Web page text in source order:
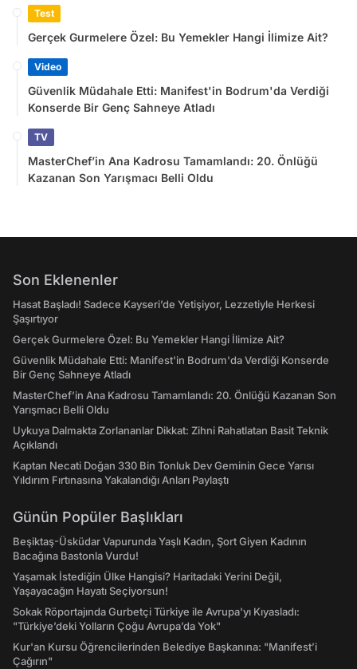
Test
Gerçek Gurmelere Özel: Bu Yemekler Hangi İlimize Ait?
Video
Güvenlik Müdahale Etti: Manifest'in Bodrum'da Verdiği
Konserde Bir Genç Sahneye Atladı
TV
MasterChef’in Ana Kadrosu Tamamlandı: 20. Önlüğü
Kazanan Son Yarışmacı Belli Oldu
Son Eklenenler
Hasat Başladı! Sadece Kayseri’de Yetişiyor, Lezzetiyle Herkesi
Şaşırtıyor
Gerçek Gurmelere Özel: Bu Yemekler Hangi İlimize Ait?
Güvenlik Müdahale Etti: Manifest'in Bodrum'da Verdiği Konserde
Bir Genç Sahneye Atladı
MasterChef’in Ana Kadrosu Tamamlandı: 20. Önlüğü Kazanan Son
Yarışmacı Belli Oldu
Uykuya Dalmakta Zorlananlar Dikkat: Zihni Rahatlatan Basit Teknik
Açıklandı
Kaptan Necati Doğan 330 Bin Tonluk Dev Geminin Gece Yarısı
Yıldırım Fırtınasına Yakalandığı Anları Paylaştı
Günün Popüler Başlıkları
Beşiktaş-Üsküdar Vapurunda Yaşlı Kadın, Şort Giyen Kadının
Bacağına Bastonla Vurdu!
Yaşamak İstediğin Ülke Hangisi? Haritadaki Yerini Değil,
Yaşayacağın Hayatı Seçiyorsun!
Sokak Röportajında Gurbetçi Türkiye ile Avrupa'yı Kıyasladı:
"Türkiye’deki Yolların Çoğu Avrupa’da Yok"
Kur'an Kursu Öğrencilerinden Belediye Başkanına: "Manifest’i
Çağırın"